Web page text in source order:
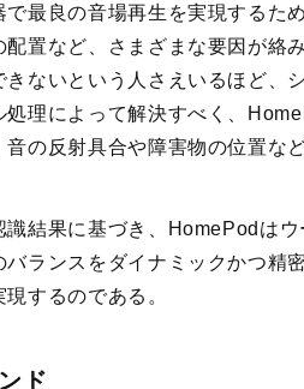
最良の音場再生を実現するた
配置など、さまざまな要因が絡
きないという人さえいるほど、
処理によって解決すべく、
の反射具合や障害物の位置な
識結果に基づき、HomePodは
ランスをダイナミックかつ精
するのである。
ド